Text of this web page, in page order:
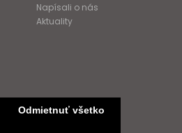
Odmietnuť všetko
Napísali o nás
Aktuality